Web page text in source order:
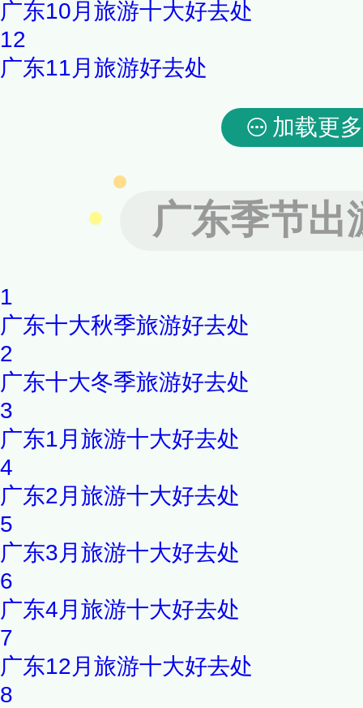
广东10月旅游十大好去处
12
广东11月旅游好去处
加载更多
广东季节出
1
广东十大秋季旅游好去处
2
广东十大冬季旅游好去处
3
广东1月旅游十大好去处
4
广东2月旅游十大好去处
5
广东3月旅游十大好去处
6
广东4月旅游十大好去处
7
广东12月旅游十大好去处
8